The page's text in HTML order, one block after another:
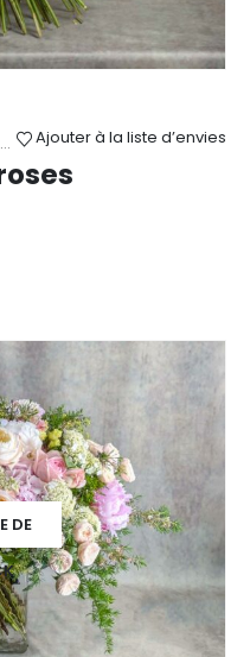
Ajouter à la liste d’envies
,Mariage, Naissance
DE